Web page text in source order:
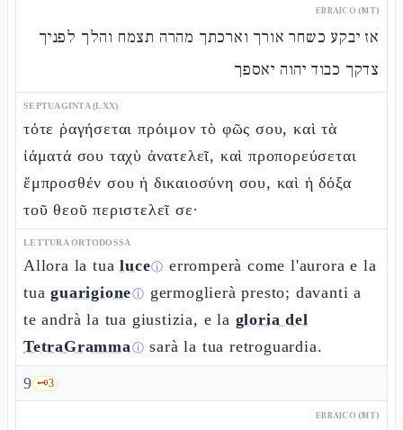
EBRAICO (MT)
אז יבקע כשחר אורך וארכתך מהרה תצמח והלך לפניך
צדקך כבוד יהוה יאספך
SEPTUAGINTA (LXX)
τότε ῥαγήσεται πρόιμον τὸ φῶς σου, καὶ τὰ
ἰάματά σου ταχὺ ἀνατελεῖ, καὶ προπορεύσεται
ἔμπροσθέν σου ἡ δικαιοσύνη σου, καὶ ἡ δόξα
τοῦ θεοῦ περιστελεῖ σε·
LETTURA ORTODOSSA
Allora la tualuceⓘ erromperà come l'aurora e la
tuaguarigioneⓘ germoglierà presto; davanti a
te andrà la tua giustizia, e la gloria del
TetraGrammaⓘ sarà la tua retroguardia.
9 🗝️3
EBRAICO (MT)